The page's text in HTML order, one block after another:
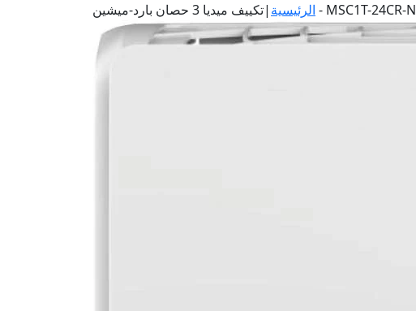
الرئيسية | تكييف ميديا 3 حصان بارد-ميشين - MSC1T-24CR-N